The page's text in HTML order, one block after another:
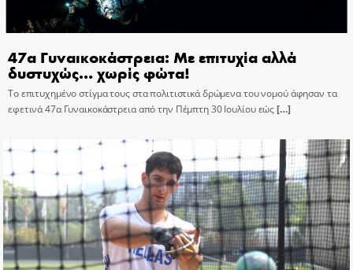
47α Γυναικοκάστρεια: Με επιτυχία αλλά
δυστυχώς… χωρίς φώτα!
Το επιτυχημένο στίγμα τους στα πολιτιστικά δρώμενα του νομού άφησαν τα
εφετινά 47α Γυναικοκάστρεια από την Πέμπτη 30 Ιουλίου εώς[…]